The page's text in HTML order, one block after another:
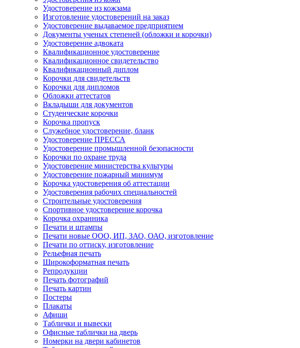
Удостоверение из кожзама
Изготовление удостоверений на заказ
Удостоверение выдаваемое предприятием
Документы ученых степеней (обложки и корочки)
Удостоверение адвоката
Квалификационное удостоверение
Квалификационное свидетельство
Квалификационный диплом
Корочки для свидетельств
Корочки для дипломов
Обложки аттестатов
Вкладыши для документов
Студенческие корочки
Корочка пропуск
Служебное удостоверение, бланк
Удостоверение ПРЕССА
Удостоверение промышленной безопасности
Корочки по охране труда
Удостоверение министерства культуры
Удостоверение пожарный минимум
Корочка удостоверения об аттестации
Удостоверения рабочих специальностей
Строительные удостоверения
Спортивное удостоверение корочка
Корочка охранника
Печати и штампы
Печати новые ООО, ИП, ЗАО, ОАО, изготовление
Печати по оттиску, изготовление
Рельефная печать
Широкоформатная печать
Репродукции
Печать фотографий
Печать картин
Постеры
Плакаты
Афиши
Таблички и вывески
Офисные таблички на дверь
Номерки на двери кабинетов